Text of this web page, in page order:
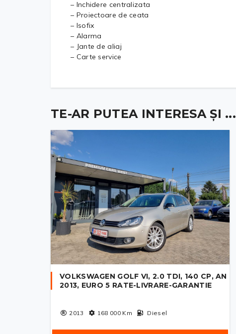
– Inchidere centralizata
– Proiectoare de ceata
– Isofix
– Alarma
– Jante de aliaj
– Carte service
TE-AR PUTEA INTERESA ȘI ...
VOLKSWAGEN GOLF VI, 2.0 TDI, 140 CP, AN
2013, EURO 5 RATE-LIVRARE-GARANTIE
2013 168 000Km Diesel